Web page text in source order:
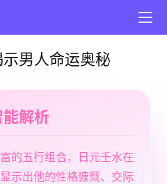
男人命运奥秘
解析
的五行组合，日元壬水在
示出他的性格慷慨、交际